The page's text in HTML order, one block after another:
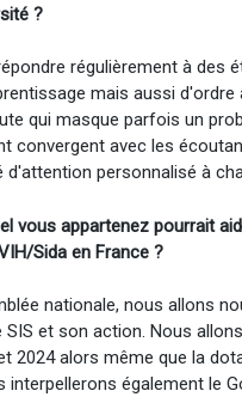
?
régulièrement à des
mais aussi
qui masque parfois un
convergent avec les
personnalisé à
vous appartenez pourrait
Sida en France ?
nationale, nous allons
et son action. Nous
2024 alors même que la
également le